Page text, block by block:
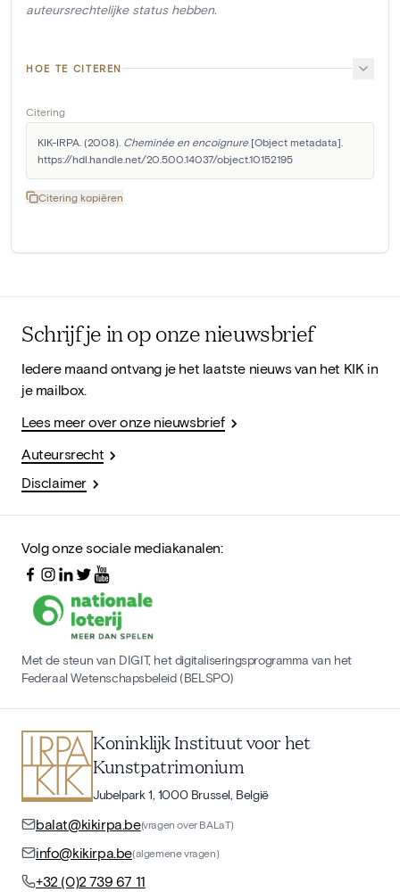
auteursrechtelijke status hebben.
HOE TE CITEREN
Citering
KIK-IRPA. (2008). Cheminée en encoignure [Object metadata].
https://hdl.handle.net/20.500.14037/object.10152195
Citering kopiëren
Schrijf je in op onze nieuwsbrief
Iedere maand ontvang je het laatste nieuws van het KIK in
je mailbox.
Lees meer over onze nieuwsbrief
Auteursrecht
Disclaimer
Volg onze sociale mediakanalen:
Met de steun van DIGIT, het digitaliseringsprogramma van het
Federaal Wetenschapsbeleid (BELSPO)
Koninklijk Instituut voor het
Kunstpatrimonium
Jubelpark 1, 1000 Brussel, België
balat@kikirpa.be(vragen over BALaT)
info@kikirpa.be(algemene vragen)
+32 (0)2 739 67 11